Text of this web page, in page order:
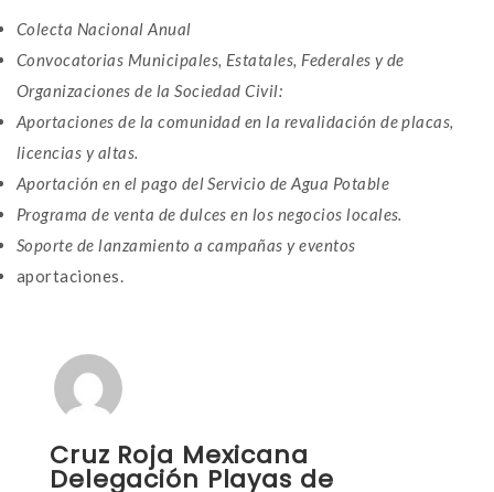
Colecta Nacional Anual
Convocatorias Municipales, Estatales, Federales y de
Organizaciones de la Sociedad Civil:
Aportaciones de la comunidad en la revalidación de placas,
licencias y altas.
Aportación en el pago del Servicio de Agua Potable
Programa de venta de dulces en los negocios locales.
Soporte de lanzamiento a campañas y eventos
aportaciones.
Cruz Roja Mexicana
Delegación Playas de